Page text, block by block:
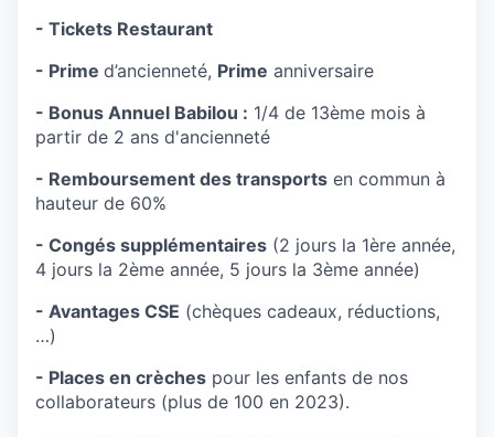
- Tickets Restaurant
- Prime d’ancienneté, Prime anniversaire
- Bonus Annuel Babilou : 1/4 de 13ème mois à
partir de 2 ans d'ancienneté
- Remboursement des transports en commun à
hauteur de 60%
- Congés supplémentaires (2 jours la 1ère année,
4 jours la 2ème année, 5 jours la 3ème année)
- Avantages CSE (chèques cadeaux, réductions,
…)
- Places en crèches pour les enfants de nos
collaborateurs (plus de 100 en 2023).